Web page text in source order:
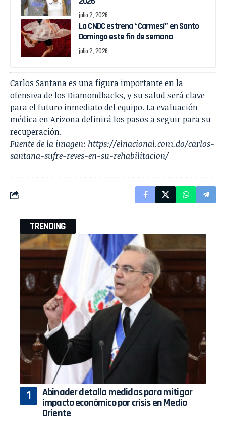
julio 2, 2026
La CNDC estrena “Carmesí” en Santo
Domingo este fin de semana
julio 2, 2026
Carlos Santana es una figura importante en la
ofensiva de los Diamondbacks, y su salud será clave
para el futuro inmediato del equipo. La evaluación
médica en Arizona definirá los pasos a seguir para su
recuperación.
Fuente de la imagen: https://elnacional.com.do/carlos-
santana-sufre-reves-en-su-rehabilitacion/
TRENDING
Abinader detalla medidas para mitigar
impacto económico por crisis en Medio
Oriente